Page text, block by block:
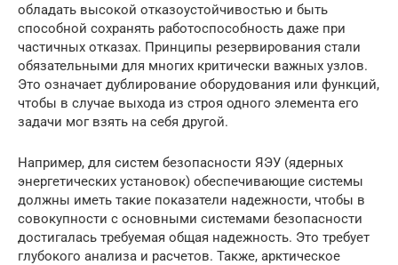
обладать высокой отказоустойчивостью и быть
способной сохранять работоспособность даже при
частичных отказах. Принципы резервирования стали
обязательными для многих критически важных узлов.
Это означает дублирование оборудования или функций,
чтобы в случае выхода из строя одного элемента его
задачи мог взять на себя другой.
Например, для систем безопасности ЯЭУ (ядерных
энергетических установок) обеспечивающие системы
должны иметь такие показатели надежности, чтобы в
совокупности с основными системами безопасности
достигалась требуемая общая надежность. Это требует
глубокого анализа и расчетов. Также, арктическое